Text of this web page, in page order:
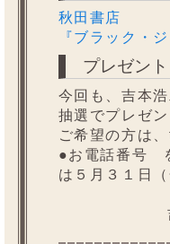
秋田書店
『ブラック・
プレゼント
今回も、吉本
抽選でプレゼ
ご希望の方は
●お電話番号
は５月３１日（